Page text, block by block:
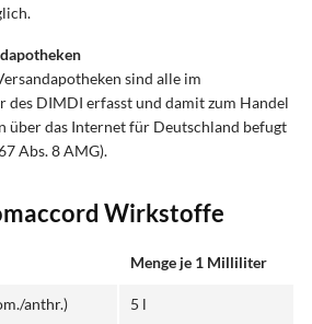
sind alle im
des DIMDI erfasst und damit zum Handel
über das Internet für Deutschland befugt
Abs. 8 AMG).
Wirkstoffe
Menge je 1 Milliliter
anthr.) 5 l